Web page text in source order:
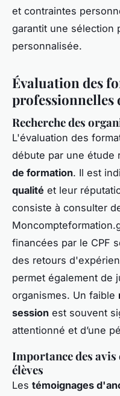
et contraintes
garantit une sélection
personnalisée.
Évaluation des
professionnelles
Recherche des
L'évaluation des
débute par une étude
de formation. Il est
qualité et leur
consiste à consulter
financées par le CPF
des retours
permet également de
organismes. Un faible
session est souvent
attentionné et d’une
Importance des avis
élèves
Les témoignages